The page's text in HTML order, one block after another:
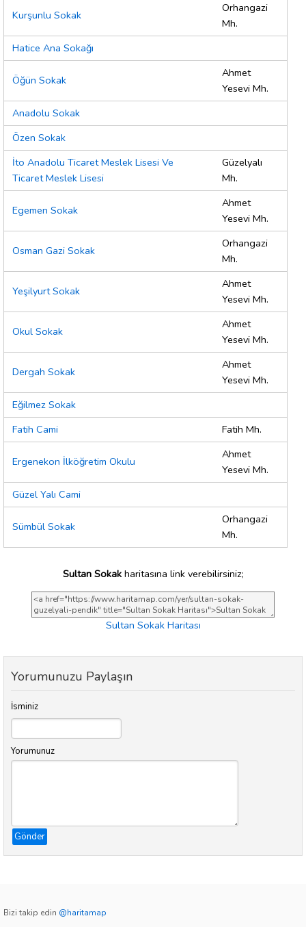
Kurşunlu Sokak
Orhangazi
Mh.
Hatice Ana Sokağı
Öğün Sokak
Ahmet
Yesevi Mh.
Anadolu Sokak
Özen Sokak
İto Anadolu Ticaret Meslek Lisesi Ve
Ticaret Meslek Lisesi
Güzelyalı
Mh.
Egemen Sokak
Ahmet
Yesevi Mh.
Osman Gazi Sokak
Orhangazi
Mh.
Yeşilyurt Sokak
Ahmet
Yesevi Mh.
Okul Sokak
Ahmet
Yesevi Mh.
Dergah Sokak
Ahmet
Yesevi Mh.
Eğilmez Sokak
Fatih Cami
Fatih Mh.
Ergenekon İlköğretim Okulu
Ahmet
Yesevi Mh.
Güzel Yalı Cami
Sümbül Sokak
Orhangazi
Mh.
Sultan Sokakharitasına link verebilirsiniz;
Sultan Sokak Haritası
Yorumunuzu Paylaşın
İsminiz
Yorumunuz
Gönder
Bizi takip edin @haritamap